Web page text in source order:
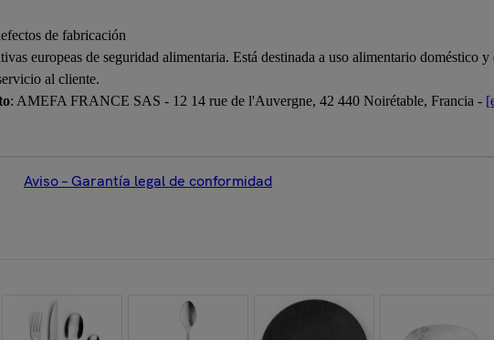
de fabricación
europeas de seguridad alimentaria. Está destinada a uso alimentario doméstico
al cliente.
: AMEFA FRANCE SAS - 12 14 rue de l'Auvergne, 42 440 Noirétable, Francia -
Aviso – Garantía legal de conformidad